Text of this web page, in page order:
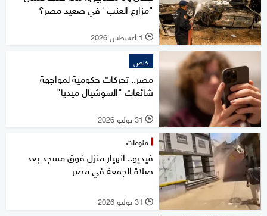
"مزارع العنب" في صعيد مصر؟
l 1 أغسطس 2026
خاص
مصر.. تحركات حكومية لمواجهة
شائعات "السوشيال ميديا"
l 31 يوليو 2026
منوعات
فيديو.. انهيار منزل فوق مسجد بعد
صلاة الجمعة في مصر
l 31 يوليو 2026